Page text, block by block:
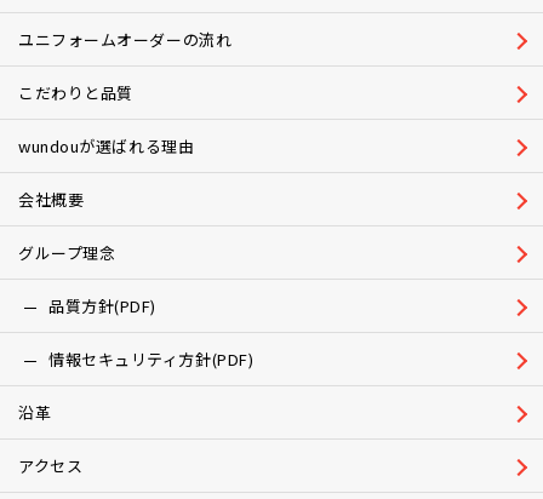
ユニフォームオーダーの流れ
こだわりと品質
wundouが選ばれる理由
会社概要
グループ理念
品質方針(PDF)
情報セキュリティ方針(PDF)
沿革
アクセス